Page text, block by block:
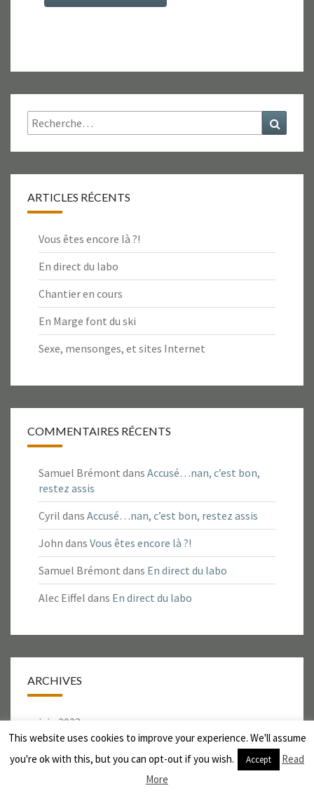
Rechercher :
ARTICLES RÉCENTS
Vous êtes encore là ?!
En direct du labo
Chantier en cours
En Marge font du ski
Sexe, mensonges, et sites Internet
COMMENTAIRES RÉCENTS
Samuel Brémont dans Accusé…nan, c’est bon,
restez assis
Cyril dans Accusé…nan, c’est bon, restez assis
John dans Vous êtes encore là ?!
Samuel Brémont dans En direct du labo
Alec Eiffel dans En direct du labo
ARCHIVES
juin 2023
This website uses cookies to improve your experience. We'll assume
you're ok with this, but you can opt-out if you wish.
Accept
Read
More